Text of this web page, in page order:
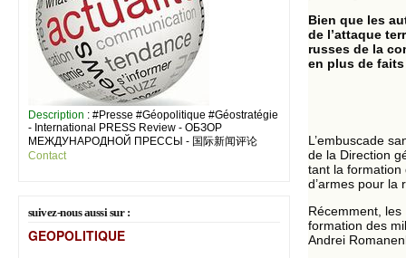
Description : #Presse #Géopolitique #Géostratégie
- International PRESS Review - ОБЗОР
МЕЖДУНАРОДНОЙ ПРЕССЫ - 国际新闻评论
Contact
suivez-nous aussi sur :
GEOPOLITIQUE
Bien que les
de l’attaque
russes de la
en plus de
L’embuscade
de la Direction
tant la formation
d’armes pour la
Récemment, les
formation des
Andrei